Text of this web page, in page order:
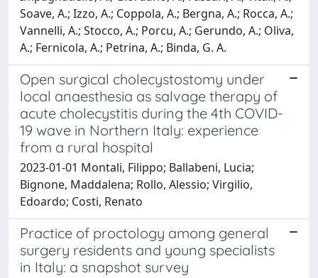
Soave, A.; Izzo, A.; Coppola, A.; Bergna, A.; Rocca, A.;
Vannelli, A.; Stocco, A.; Porcu, A.; Gerundo, A.; Oliva,
A.; Fernicola, A.; Petrina, A.; Binda, G. A.
Open surgical cholecystostomy under
local anaesthesia as salvage therapy of
acute cholecystitis during the 4th COVID-
19 wave in Northern Italy: experience
from a rural hospital
2023-01-01 Montali, Filippo; Ballabeni, Lucia;
Bignone, Maddalena; Rollo, Alessio; Virgilio,
Edoardo; Costi, Renato
Practice of proctology among general
surgery residents and young specialists
in Italy: a snapshot survey